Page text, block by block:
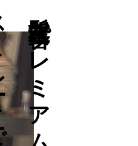
髪
質
改
善
プ
レ
ミ
ア
ム
ス
ト
レ
ー
ト
で
こ
ん
な
に
綺
麗
に
落
ち
着
き
ま